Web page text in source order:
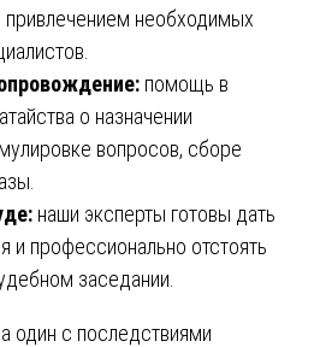
привлечением необходимых
помощь в
о назначении
вопросов, сборе
наши эксперты готовы дать
и профессионально отстоять
заседании.
один с последствиями